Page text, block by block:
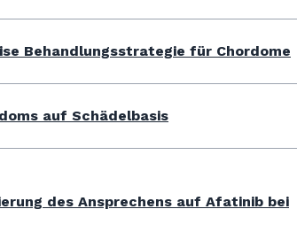
Behandlungsstrategie für Chordome
auf Schädelbasis
des Ansprechens auf Afatinib bei